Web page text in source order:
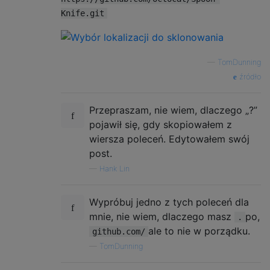
Knife.git
TomDunning
źródło
Przepraszam, nie wiem, dlaczego „?”
pojawił się, gdy skopiowałem z
wiersza poleceń. Edytowałem swój
post.
Hank Lin
Wypróbuj jedno z tych poleceń dla
mnie, nie wiem, dlaczego masz
. po,
github.com/ ale to nie w porządku.
TomDunning